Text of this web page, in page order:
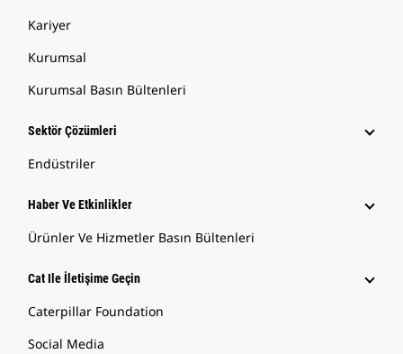
Kariyer
Kurumsal
Kurumsal Basın Bültenleri
Sektör Çözümleri
Endüstriler
Haber Ve Etkinlikler
Ürünler Ve Hizmetler Basın Bültenleri
Cat Ile İletişime Geçin
Caterpillar Foundation
Social Media